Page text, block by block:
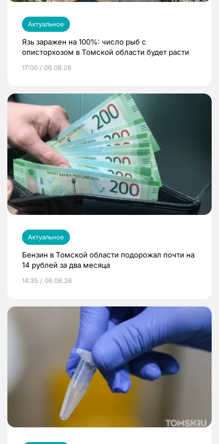
Актуальное
Язь заражен на 100%: число рыб с
описторхозом в Томской области будет расти
17:00 / 06.08.26
Актуальное
Бензин в Томской области подорожал почти на
14 рублей за два месяца
14:35 / 06.08.26